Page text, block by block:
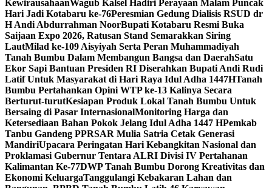
KewirausahaanWagub Kalsel Hadiri Perayaan Malam Puncak
Hari Jadi Kotabaru ke-76Peresmian Gedung Dialisis RSUD dr
H Andi Abdurrahman NoorBupati Kotabaru Resmi Buka
Saijaan Expo 2026, Ratusan Stand Semarakkan Siring
LautMilad ke-109 Aisyiyah Serta Peran Muhammadiyah
Tanah Bumbu Dalam Membangun Bangsa dan DaerahSatu
Ekor Sapi Bantuan Presiden RI Diserahkan Bupati Andi Rudi
Latif Untuk Masyarakat di Hari Raya Idul Adha 1447HTanah
Bumbu Pertahankan Opini WTP ke-13 Kalinya Secara
Berturut-turutKesiapan Produk Lokal Tanah Bumbu Untuk
Bersaing di Pasar InternasionalMonitoring Harga dan
Ketersediaan Bahan Pokok Jelang Idul Adha 1447 HPemkab
Tanbu Gandeng PPRSAR Mulia Satria Cetak Generasi
MandiriUpacara Peringatan Hari Kebangkitan Nasional dan
Proklamasi Gubernur Tentara ALRI Divisi IV Pertahanan
Kalimantan Ke-77DWP Tanah Bumbu Dorong Kreativitas dan
Ekonomi KeluargaTanggulangi Kebakaran Lahan dan